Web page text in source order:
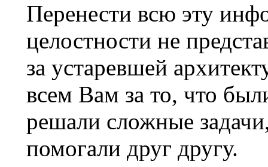
Перенести всю эту
целостности не
за устаревшей
всем Вам за то, что
решали сложные
помогали друг другу.